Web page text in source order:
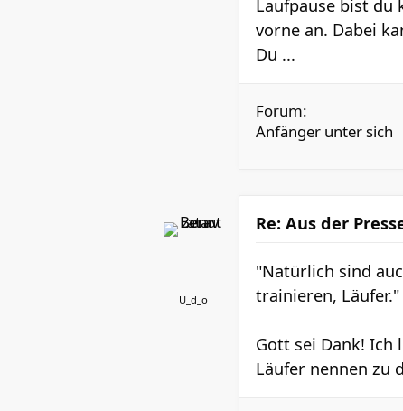
Laufpause bist du
vorne an. Dabei
Du ...
Forum:
Anfänger unter sich
U_d_o
Re: Aus der
"Natürlich sind
trainieren, Läufer."
Gott sei Dank! Ich
Läufer nennen zu